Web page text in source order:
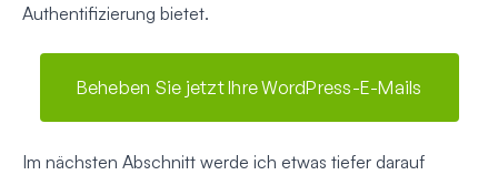
Authentifizierung bietet.
Beheben Sie jetzt Ihre WordPress-E-Mails
Im nächsten Abschnitt werde ich etwas tiefer darauf